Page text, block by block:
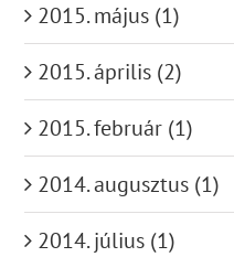
2015. május (1)
2015. április (2)
2015. február (1)
2014. augusztus (1)
2014. július (1)